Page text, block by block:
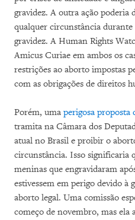
gravidez. A outra ação
qualquer circunstância durante
gravidez. A Human Rights
Amicus Curiae em ambos os
restrições ao aborto impostas
com as obrigações de direitos
Porém, uma perigosa proposta
tramita na Câmara dos
atual no Brasil e proibir o
circunstância. Isso significaria
meninas que engravidaram
estivessem em perigo devido à
aborto legal. Uma comissão
começo de novembro, mas ela